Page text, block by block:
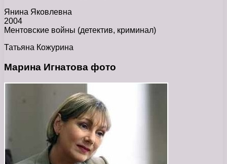
Янина Яковлевна
2004
Ментовские войны (детектив, криминал)
Татьяна Кожурина
Марина Игнатова фото